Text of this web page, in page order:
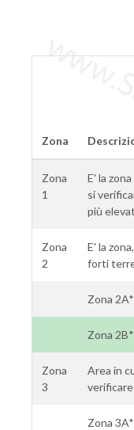
Zona
Zona
1
E' la
si
più
Zona
2
E' la
forti
Zona 2A*
Zona 2B*
Zona
3
Area in
Zona 3A*